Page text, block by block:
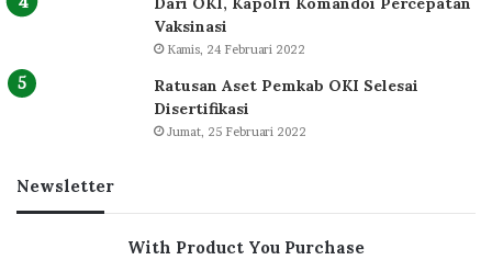
Vaksinasi
Kamis, 24 Februari 2022
Ratusan Aset Pemkab OKI Selesai
Disertifikasi
Jumat, 25 Februari 2022
Newsletter
With Product You Purchase